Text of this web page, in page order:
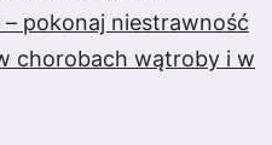
pokonaj niestrawność
chorobach wątroby i w